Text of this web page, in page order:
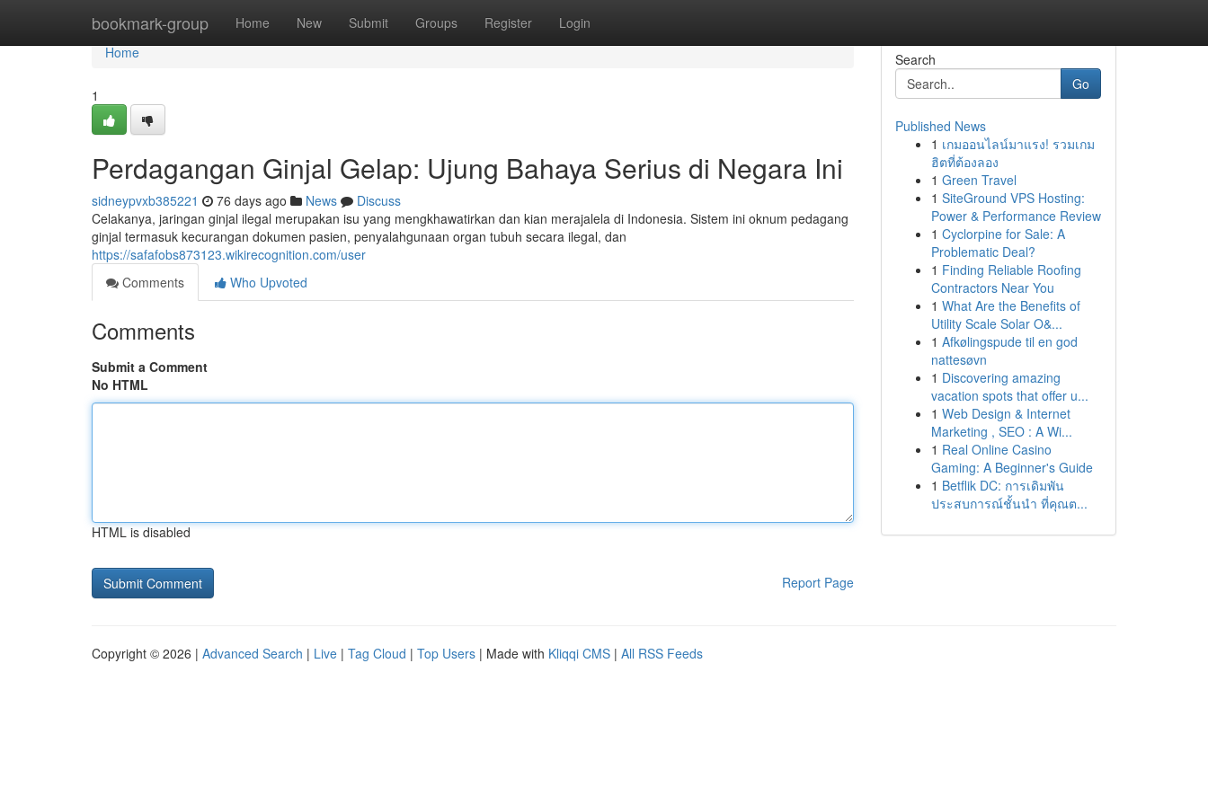
bookmark-group Home New Submit Groups Register Login
Home
Home
1
Perdagangan Ginjal Gelap: Ujung Bahaya Serius di Negara Ini
sidneypvxb385221 76 days ago News
Discuss
Celakanya, jaringan ginjal ilegal merupakan isu yang mengkhawatirkan dan kian merajalela di Indonesia. Sistem ini oknum pedagang
ginjal termasuk kecurangan dokumen pasien, penyalahgunaan organ tubuh secara ilegal, dan
https://safafobs873123.wikirecognition.com/user
Comments
Who Upvoted
Comments
Submit a Comment
No HTML
HTML is disabled
Report Page
Search
Go
Published News
1 เกมออนไลน์มาแรง! รวมเกม
ฮิตที่ต้องลอง
1 Green Travel
1 SiteGround VPS Hosting:
Power & Performance Review
1 Cyclorpine for Sale: A
Problematic Deal?
1 Finding Reliable Roofing
Contractors Near You
1 What Are the Benefits of
Utility Scale Solar O&...
1 Afkølingspude til en god
nattesøvn
1 Discovering amazing
vacation spots that offer u...
1 Web Design & Internet
Marketing , SEO : A Wi...
1 Real Online Casino
Gaming: A Beginner's Guide
1 Betflik DC: การเดิมพัน
ประสบการณ์ชั้นนำ ที่คุณต...
Copyright © 2026 | Advanced Search | Live | Tag Cloud | Top Users | Made with Kliqqi CMS | All RSS Feeds